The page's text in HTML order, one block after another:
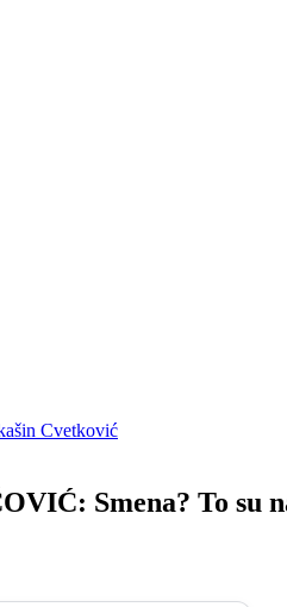
Cvetković
Smena? To su